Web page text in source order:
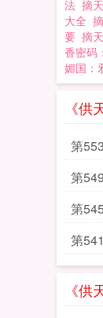
法 摘
大全
要 摘
香密码
媚国：
《
第
第
第
第
《供